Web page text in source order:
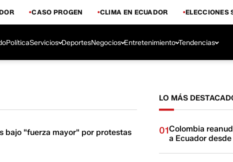
CASO PROGEN CLIMA EN ECUADOR ELECCIONES
PolíticaServicios DeportesNegocios Entretenimiento Tendencias
bajo "fuerza mayor" por protestas
LO MÁS
01Colombia
a Ecuador